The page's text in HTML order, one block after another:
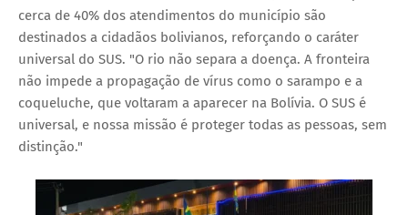
cerca de 40% dos atendimentos do município são
destinados a cidadãos bolivianos, reforçando o caráter
universal do SUS. "O rio não separa a doença. A fronteira
não impede a propagação de vírus como o sarampo e a
coqueluche, que voltaram a aparecer na Bolívia. O SUS é
universal, e nossa missão é proteger todas as pessoas, sem
distinção."